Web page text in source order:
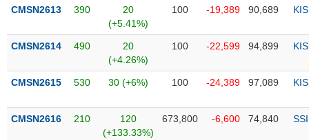
niêm
yết
Theo
dõi
biệt
CMSN2613 390
20
(+5.41%)
100 -19,389 90,689 KIS
CMSN2614 490
20
(+4.26%)
100 -22,599 94,899 KIS
CMSN2615 530 30 (+6%) 100 -24,389 97,089 KIS
CMSN2616 210
120
(+133.33%)
673,800 -6,600 74,840 SSI
TRÁI
CÔNG
ĐẦU
TƯ